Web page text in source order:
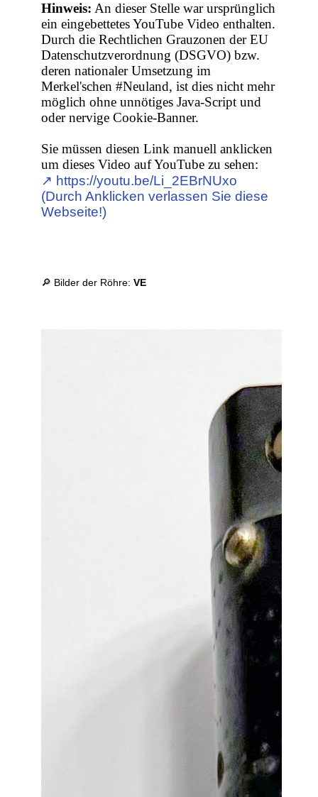
Hinweis: An dieser Stelle war ursprünglich
ein eingebettetes YouTube Video enthalten.
Durch die Rechtlichen Grauzonen der EU
Datenschutzverordnung (DSGVO) bzw.
deren nationaler Umsetzung im
Merkel'schen #Neuland, ist dies nicht mehr
möglich ohne unnötiges Java-Script und
oder nervige Cookie-Banner.
Sie müssen diesen Link manuell anklicken
um dieses Video auf YouTube zu sehen:
↗︎ https://youtu.be/Li_2EBrNUxo
(Durch Anklicken verlassen Sie diese
Webseite!)
🔎 Bilder der Röhre:VE